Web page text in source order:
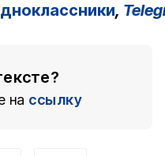
,
на ссылку